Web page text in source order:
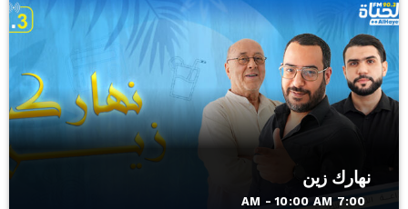
نهارك زين
7:00 AM - 10:00 AM